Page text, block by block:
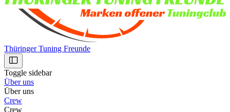
Thüringer Tuning Freunde
Toggle sidebar
Über uns
Über uns
Crew
Crew